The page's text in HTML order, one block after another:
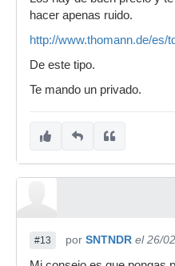
hacer apenas ruido.
http://www.thomann.de/es/
De este tipo.
Te mando un privado.
#13 por SNTNDR el 26/